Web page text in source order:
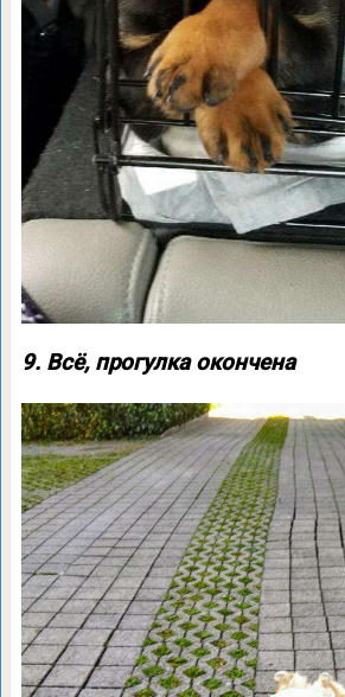
9. Всё, прогулка окончена